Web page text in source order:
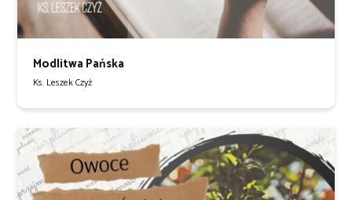
Modlitwa Pańska
Ks. Leszek Czyż